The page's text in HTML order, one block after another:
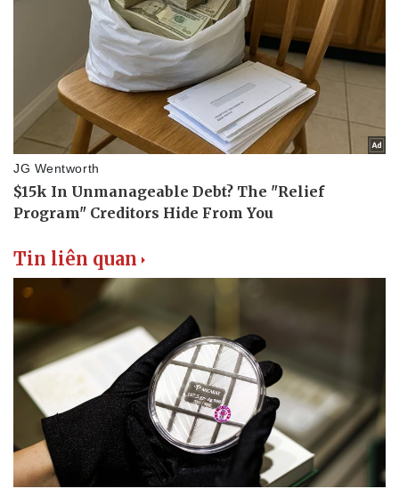
Thể thao
Bóng đá
Lịch thi đấu bóng đá
Thế giới thể thao
eSports
Hậu trường
Ô tô - Xe máy
Ô tô
Xe máy
Tư vấn
Tin liên quan